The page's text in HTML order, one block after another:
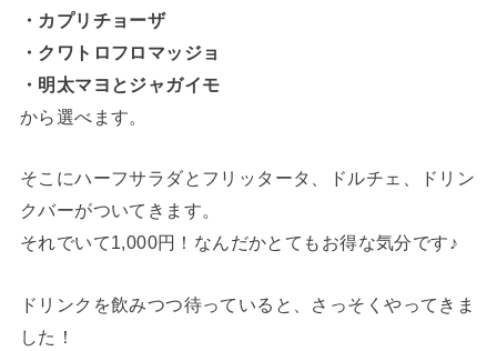
・カプリチョーザ
・クワトロフロマッジョ
・明太マヨとジャガイモ
から選べます。
そこにハーフサラダとフリッタータ、ドルチェ、ドリン
クバーがついてきます。
それでいて1,000円！なんだかとてもお得な気分です♪
ドリンクを飲みつつ待っていると、さっそくやってきま
した！